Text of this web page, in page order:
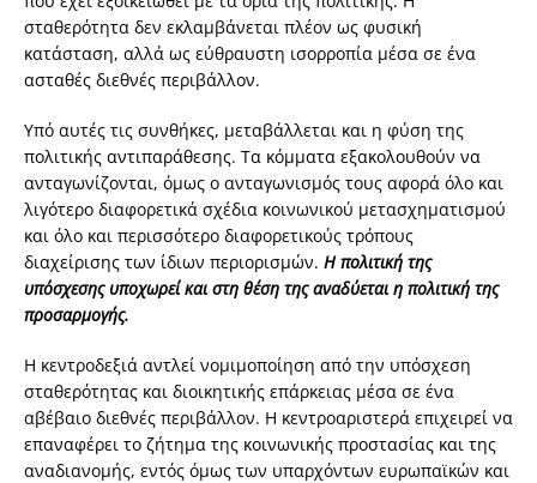
σταθερότητα δεν εκλαμβάνεται πλέον ως φυσική
κατάσταση, αλλά ως εύθραυστη ισορροπία μέσα σε ένα
ασταθές διεθνές περιβάλλον.
Υπό αυτές τις συνθήκες, μεταβάλλεται και η φύση της
πολιτικής αντιπαράθεσης. Τα κόμματα εξακολουθούν να
ανταγωνίζονται, όμως ο ανταγωνισμός τους αφορά όλο και
λιγότερο διαφορετικά σχέδια κοινωνικού μετασχηματισμού
και όλο και περισσότερο διαφορετικούς τρόπους
διαχείρισης των ίδιων περιορισμών. Η πολιτική της
υπόσχεσης υποχωρεί και στη θέση της αναδύεται η πολιτική της
προσαρμογής.
Η κεντροδεξιά αντλεί νομιμοποίηση από την υπόσχεση
σταθερότητας και διοικητικής επάρκειας μέσα σε ένα
αβέβαιο διεθνές περιβάλλον. Η κεντροαριστερά επιχειρεί να
επαναφέρει το ζήτημα της κοινωνικής προστασίας και της
αναδιανομής, εντός όμως των υπαρχόντων ευρωπαϊκών και